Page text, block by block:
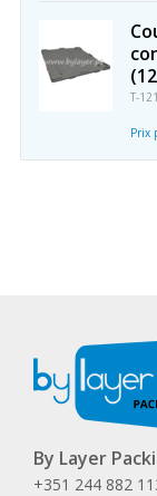
T-
Prix
By Layer
+351 244 882